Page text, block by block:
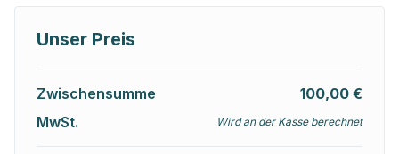
Unser Preis
Zwischensumme
100,00 €
MwSt.
Wird an der Kasse berechnet